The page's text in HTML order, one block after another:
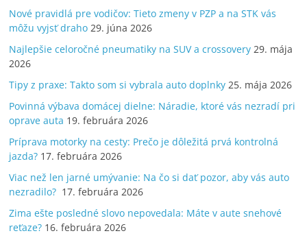
Nové pravidlá pre vodičov: Tieto zmeny v PZP a na STK vás
môžu vyjsť draho 29. júna 2026
Najlepšie celoročné pneumatiky na SUV a crossovery 29. mája
2026
Tipy z praxe: Takto som si vybrala auto doplnky 25. mája 2026
Povinná výbava domácej dielne: Náradie, ktoré vás nezradí pri
oprave auta 19. februára 2026
Príprava motorky na cesty: Prečo je dôležitá prvá kontrolná
jazda? 17. februára 2026
Viac než len jarné umývanie: Na čo si dať pozor, aby vás auto
nezradilo? 17. februára 2026
Zima ešte posledné slovo nepovedala: Máte v aute snehové
reťaze? 16. februára 2026